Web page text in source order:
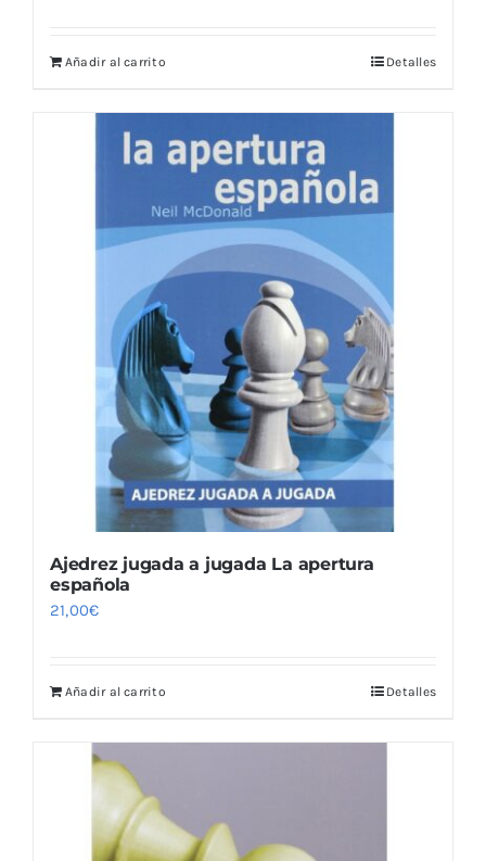
Añadir al carrito Detalles
Ajedrez jugada a jugada La apertura
española
21,00€
Añadir al carrito Detalles